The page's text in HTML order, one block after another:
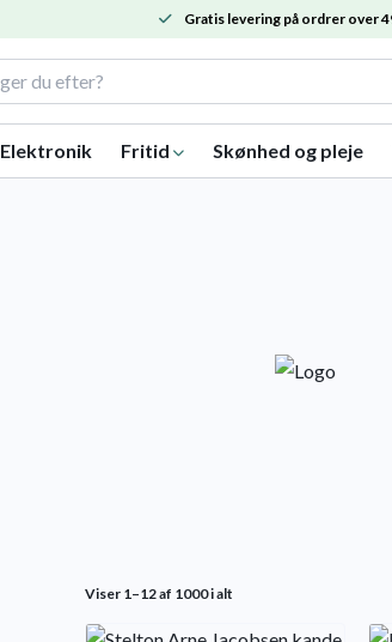
Gratis levering på ordrer over
Elektronik Fritid Skønhed og pleje
Viser 1–12 af 1000 i alt
popularity